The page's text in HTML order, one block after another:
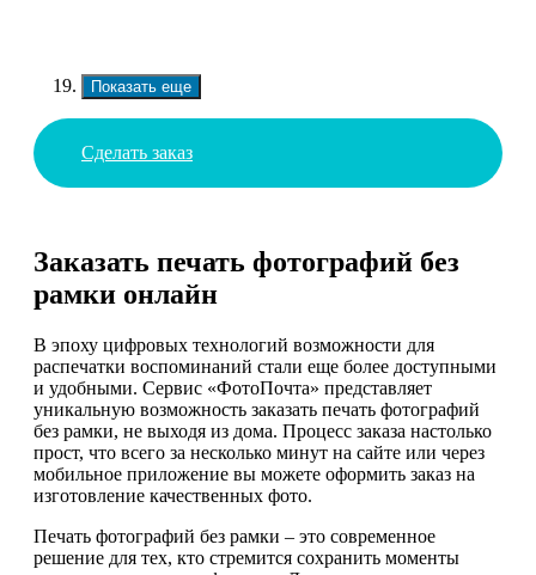
Показать еще
Сделать заказ
Заказать печать фотографий без
рамки онлайн
В эпоху цифровых технологий возможности для
распечатки воспоминаний стали еще более доступными
и удобными. Сервис «ФотоПочта» представляет
уникальную возможность заказать печать фотографий
без рамки, не выходя из дома. Процесс заказа настолько
прост, что всего за несколько минут на сайте или через
мобильное приложение вы можете оформить заказ на
изготовление качественных фото.
Печать фотографий без рамки – это современное
решение для тех, кто стремится сохранить моменты